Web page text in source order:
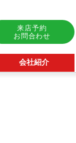
来店予約
お問合わせ
会社紹介